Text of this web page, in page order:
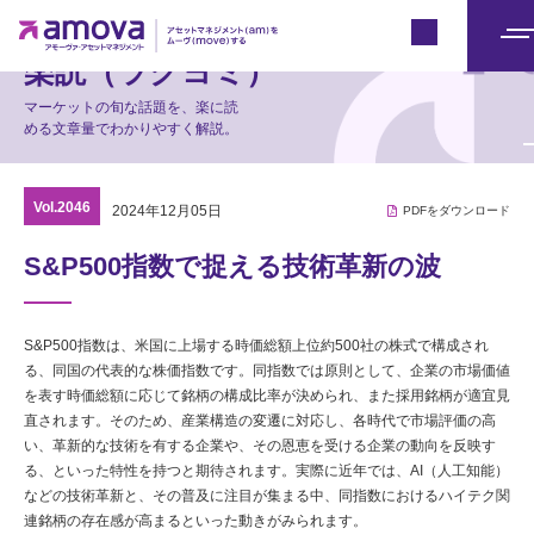
楽読（ラクヨミ）
マーケットの旬な話題を、楽に読
める文章量でわかりやすく解説。
Vol.2046 2024年12月05日 PDFをダウンロード
S&P500指数で捉える技術革新の波
S&P500指数は、米国に上場する時価総額上位約500社の株式で構成され
る、同国の代表的な株価指数です。同指数では原則として、企業の市場価値
を表す時価総額に応じて銘柄の構成比率が決められ、また採用銘柄が適宜見
直されます。そのため、産業構造の変遷に対応し、各時代で市場評価の高
い、革新的な技術を有する企業や、その恩恵を受ける企業の動向を反映す
る、といった特性を持つと期待されます。実際に近年では、AI（人工知能）
などの技術革新と、その普及に注目が集まる中、同指数におけるハイテク関
連銘柄の存在感が高まるといった動きがみられます。